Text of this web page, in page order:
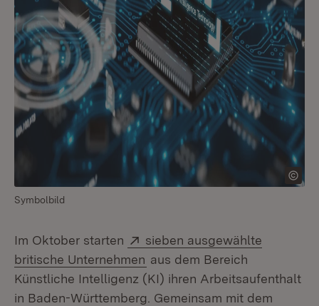
Symbolbild
Im Oktober starten Extern:
sieben ausgewählte
britische Unternehmen (Öffnet in neuem Fenster)
aus dem Bereich
Künstliche Intelligenz (KI) ihren Arbeitsaufenthalt
in Baden-Württemberg. Gemeinsam mit dem